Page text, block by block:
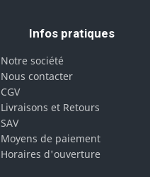
Infos pratiques
Notre société
Nous contacter
CGV
Livraisons et Retours
SAV
Moyens de paiement
Horaires d'ouverture